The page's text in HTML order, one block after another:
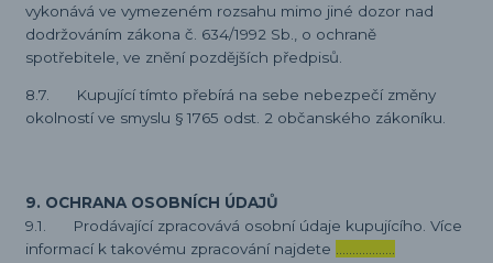
vykonává ve vymezeném rozsahu mimo jiné dozor nad
dodržováním zákona č. 634/1992 Sb., o ochraně
spotřebitele, ve znění pozdějších předpisů.
8.7. Kupující tímto přebírá na sebe nebezpečí změny
okolností ve smyslu § 1765 odst. 2 občanského zákoníku.
9. OCHRANA OSOBNÍCH ÚDAJŮ
9.1. Prodávající zpracovává osobní údaje kupujícího. Více
informací k takovému zpracování najdete